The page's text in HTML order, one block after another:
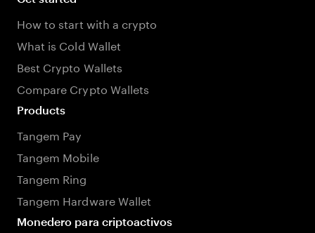
How to start with a crypto
What is Cold Wallet
Best Crypto Wallets
Compare Crypto Wallets
Products
Tangem Pay
Tangem Mobile
Tangem Ring
Tangem Hardware Wallet
Monedero para criptoactivos